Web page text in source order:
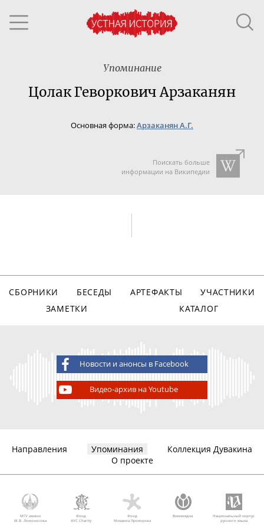
Упоминание
Цолак Геворкович Арзаканян
Основная форма:Арзаканян А.Г.
Поискать больше
информации на Википедии
СБОРНИКИ БЕСЕДЫ АРТЕФАКТЫ
УЧАСТНИКИ
ЗАМЕТКИ
КАТАЛОГ
Новости и анонсы в Facebook
Видео-архив на Youtube
Направления Упоминания
Коллекция Дувакина
О проекте
МГУ имени
М.В. Ломоносова
Фонд
AVC Charity
Фонд
Михаила Прохорова
Викимедиа
Национальный корпус
русского языка